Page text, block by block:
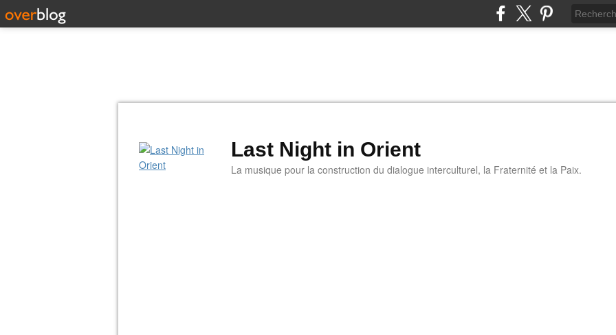
Last Night in Orient
La musique pour la construction du dialogue interculturel, la Fraternité et la Paix.